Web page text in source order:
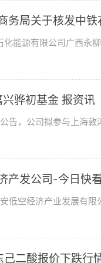
务局关于核发中
批准证书的批复
能源有限公司广西永柳
骅初基金 报资讯
告，公司拟参与上海敦
产发公司-今日快
低空经济产业发展有限
二酸报价下跌行